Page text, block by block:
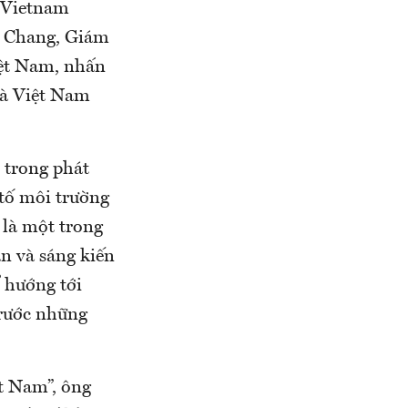
Giám
Nam, nhấn
Việt Nam
trong phát
môi trường
là một trong
và sáng kiến
hướng tới
những
ông